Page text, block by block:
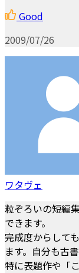
Good
2009/07/26
ワタヴェ
粒ぞろいの短編
できます。
完成度からして
ます。自分も古
特に表題作や「